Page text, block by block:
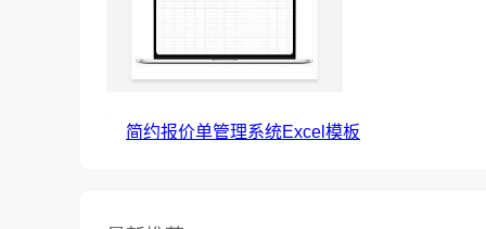
简约报价单管理系统Excel模板